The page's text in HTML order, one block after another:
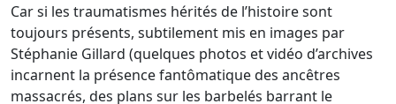
Car si les traumatismes hérités de l’histoire sont
toujours présents, subtilement mis en images par
Stéphanie Gillard (quelques photos et vidéo d’archives
incarnent la présence fantômatique des ancêtres
massacrés, des plans sur les barbelés barrant le